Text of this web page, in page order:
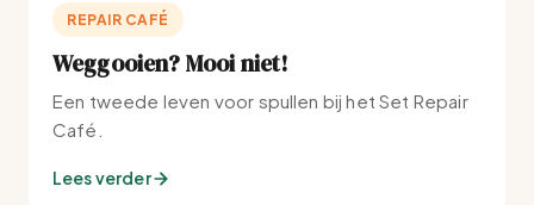
REPAIR CAFÉ
Weggooien? Mooi niet!
Een tweede leven voor spullen bij het Set Repair
Café.
Lees verder